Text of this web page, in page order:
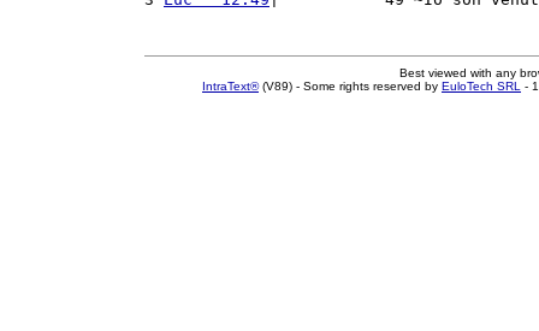
Best viewed with any
IntraText®(V89) - Some rights reserved by EuloTech SRL -